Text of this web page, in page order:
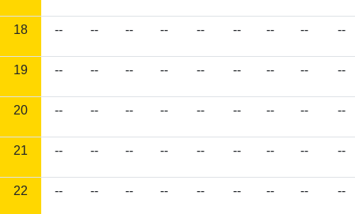
18 -- -- -- -- -- -- -- -- --
19 -- -- -- -- -- -- -- -- --
20 -- -- -- -- -- -- -- -- --
21 -- -- -- -- -- -- -- -- --
22 -- -- -- -- -- -- -- -- --